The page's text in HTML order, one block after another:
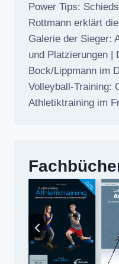
Power Tips:
Rottmann erklärt
Galerie der Sieger:
und Platzierungen |
Bock/Lippmann im
Volleyball-Training:
Athletiktraining im